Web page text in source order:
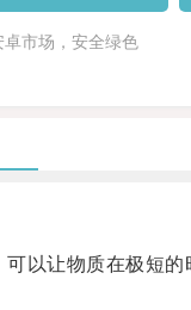
卓市场，安全绿色
让物质在极短的